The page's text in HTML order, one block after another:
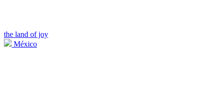
the land of joy
México